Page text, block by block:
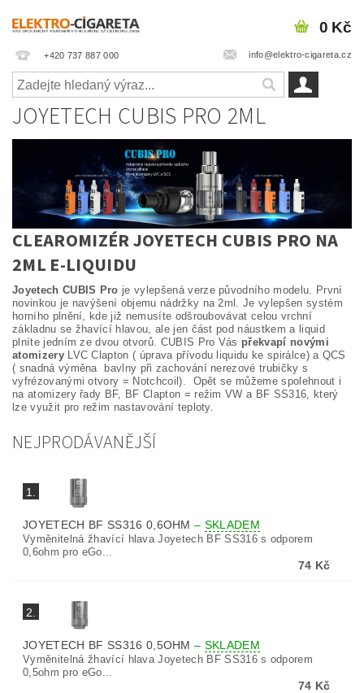
+420 737 887 000 info@elektro-cigareta.cz
0 Kč
JOYETECH CUBIS PRO 2ML
CLEAROMIZÉR JOYETECH CUBIS PRO NA
2ML E-LIQUIDU
Joyetech CUBIS Pro je vylepšená verze původního modelu. První
novinkou je navýšení objemu nádržky na 2ml. Je vylepšen systém
horního plnění, kde již nemusíte odšroubovávat celou vrchní
základnu se žhavící hlavou, ale jen část pod náustkem a liquid
plníte jedním ze dvou otvorů. CUBIS Pro Vás překvapí novými
atomizeryLVC Clapton ( úprava přívodu liquidu ke spirálce) a QCS
( snadná výměna bavlny při zachování nerezové trubičky s
vyfrézovanými otvory = Notchcoil). Opět se můžeme spolehnout i
na atomizery řady BF, BF Clapton = režim VW a BF SS316, který
lze využit pro režim nastavování teploty.
NEJPRODÁVANĚJŠÍ
1.
JOYETECH BF SS316 0,6OHM– SKLADEM
Vyměnitelná žhavící hlava Joyetech BF SS316 s odporem
0,6ohm pro eGo...
74 Kč
2.
JOYETECH BF SS316 0,5OHM– SKLADEM
Vyměnitelná žhavící hlava Joyetech BF SS316 s odporem
0,5ohm pro eGo...
74 Kč